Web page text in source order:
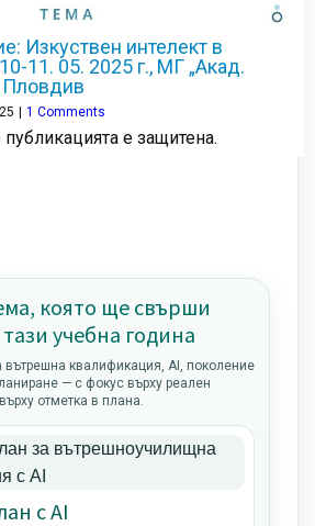
Изкуствен интелект в
11. 05. 2025 г., МГ „Акад.
Пловдив
1 Comments
е защитена.
която ще свърши
учебна година
вътрешна квалификация, AI, поколение
— с фокус върху реален
отметка в плана.
с AI